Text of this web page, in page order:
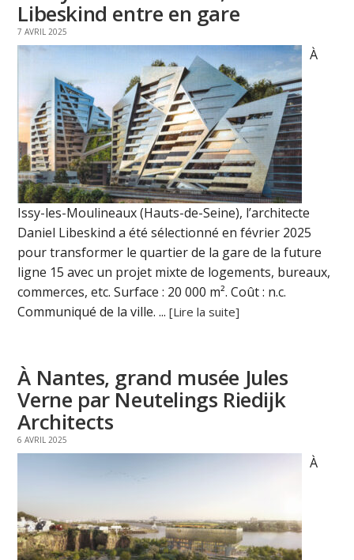
Libeskind entre en gare
7 AVRIL 2025
À
Issy-les-Moulineaux (Hauts-de-Seine), l’architecte
Daniel Libeskind a été sélectionné en février 2025
pour transformer le quartier de la gare de la future
ligne 15 avec un projet mixte de logements, bureaux,
commerces, etc. Surface : 20 000 m². Coût : n.c.
Communiqué de la ville. ...[Lire la suite]
À Nantes, grand musée Jules
Verne par Neutelings Riedijk
Architects
6 AVRIL 2025
À